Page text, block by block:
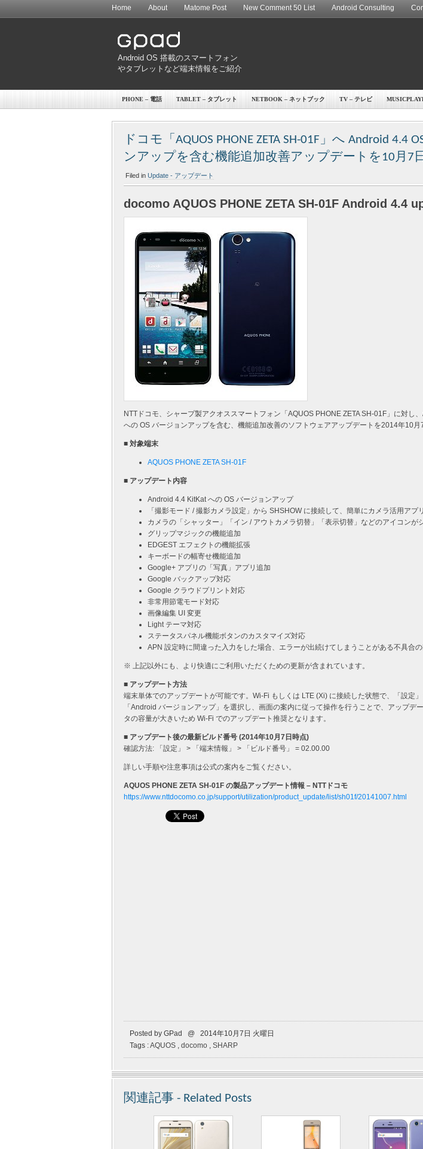
Home About Matome Post New Comment 50 List Android Consulting
Android OS 搭載のスマートフォン
やタブレットなど端末情報をご紹介
PHONE – 電話 TABLET – タブレット NETBOOK – ネットブック TV – テレビ
ドコモ「AQUOS PHONE ZETA SH-01F」へ Android 4.4
ンアップを含む機能追加改善アップデートを10月7
Filed in Update - アップデート
docomo AQUOS PHONE ZETA SH-01F Android 4.4
NTTドコモ、シャープ製アクオススマートフォン「AQUOS PHONE ZETA SH-01F」に対し
への OS バージョンアップを含む、機能追加改善のソフトウェアアップデートを2014年10月
■ 対象端末
AQUOS PHONE ZETA SH-01F
■ アップデート内容
Android 4.4 KitKat への OS バージョンアップ
「撮影モード / 撮影カメラ設定」から SHSHOW に接続して、簡単にカメラ活用アプ
カメラの「シャッター」「イン / アウトカメラ切替」「表示切替」などのアイコンが
グリップマジックの機能追加
EDGEST エフェクトの機能拡張
キーボードの幅寄せ機能追加
Google+ アプリの「写真」アプリ追加
Google バックアップ対応
Google クラウドプリント対応
非常用節電モード対応
画像編集 UI 変更
Light テーマ対応
ステータスパネル機能ボタンのカスタマイズ対応
APN 設定時に間違った入力をした場合、エラーが出続けてしまうことがある不具合
※ 上記以外にも、より快適にご利用いただくための更新が含まれています。
■ アップデート方法
端末単体でのアップデートが可能です。Wi-Fi もしくは LTE (Xi) に接続した状態で、「設定
「Android バージョンアップ」を選択し、画面の案内に従って操作を行うことで、アップデ
タの容量が大きいため Wi-Fi でのアップデート推奨となります。
■ アップデート後の最新ビルド番号 (2014年10月7日時点)
確認方法: 「設定」 > 「端末情報」 > 「ビルド番号」 = 02.00.00
詳しい手順や注意事項は公式の案内をご覧ください。
AQUOS PHONE ZETA SH-01F の製品アップデート情報 – NTTドコモ
https://www.nttdocomo.co.jp/support/utilization/product_update/list/sh01f/20141007.html
Posted by GPad @ 2014年10月7日 火曜日
Tags :AQUOS , docomo , SHARP
関連記事 - Related Posts